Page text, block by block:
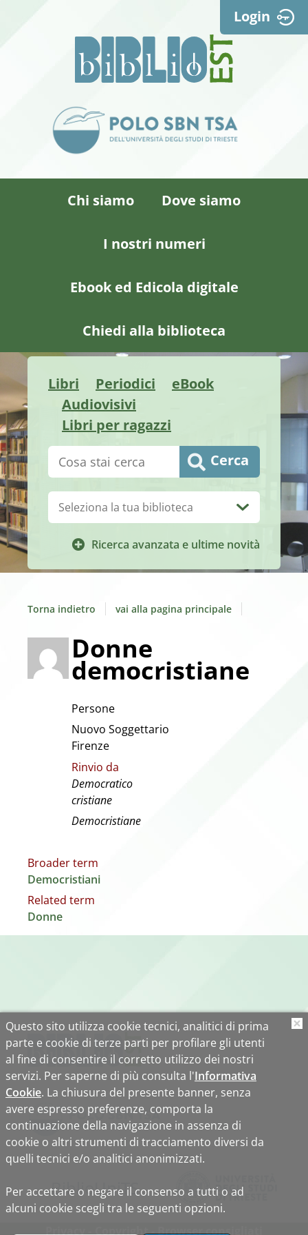
Login
Chi siamo Dove siamo
I nostri numeri
Ebook ed Edicola digitale
Chiedi alla biblioteca
Libri Periodici
eBook
Audiovisivi
Libri per ragazzi
Cerca su "Catalogo" Cerca
Ricerca avanzata e ultime novità
Biblioteca:
Torna indietro vai alla pagina principale
Donne
democristiane
Persone
Nuovo Soggettario
Firenze
Rinvio da
Democratico
cristiane
Democristiane
Broader term
Democristiani
Related term
Donne
BiblioUniTS
Privacy Copyright Browser consigliati
Questo sito utilizza cookie tecnici, analitici di prima
parte e cookie di terze parti per profilare gli utenti
al fine di consentire il corretto utilizzo dei nostri
servizi. Per saperne di più consulta l'Informativa
Cookie. La chiusura del presente banner, senza
avere espresso preferenze, comporta la
continuazione della navigazione in assenza di
cookie o altri strumenti di tracciamento diversi da
quelli tecnici e/o analitici anonimizzati.
Per accettare o negare il consenso a tutti o ad
alcuni cookie scegli tra le seguenti opzioni.